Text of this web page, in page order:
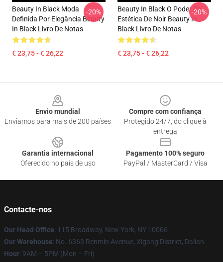
Beauty In Black Moda
Definida Por Elegância Beauty
In Black Livro De Notas
€ 23,75 - € 26,22
-20%
Beauty In Black O Poder Da
Estética De Noir Beauty In
Black Livro De Notas
€ 23,75 - € 26,22
-20%
Envio mundial
Enviamos para mais de 200 países
Compre com confiança
Protegido 24/7, do clique à
entrega
Garantia internacional
Oferecido no país de uso
Pagamento 100% seguro
PayPal / MasterCard / Visa
Contacte-nos
Our Head Office: 115 Broadway, New York, NY 10006
Our Warehouse: No. 6363 Renmin Avenue, Xigang District, Dalian
Hour: 9AM – 5PM (Mon – Fri)